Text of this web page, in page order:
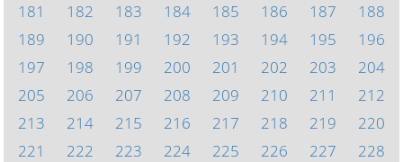
181
182 183 184 185 186 187
188
189
190 191 192 193 194 195
196
197
198 199 200 201 202 203
204
205
206 207 208 209 210 211
212
213
214 215 216 217 218 219
220
221
222 223 224 225 226 227
228